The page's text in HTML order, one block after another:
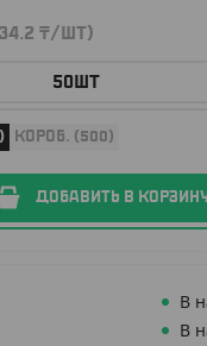
₸/ШТ)
КОРОБ. (500)
ДОБАВИТЬ В
В
В